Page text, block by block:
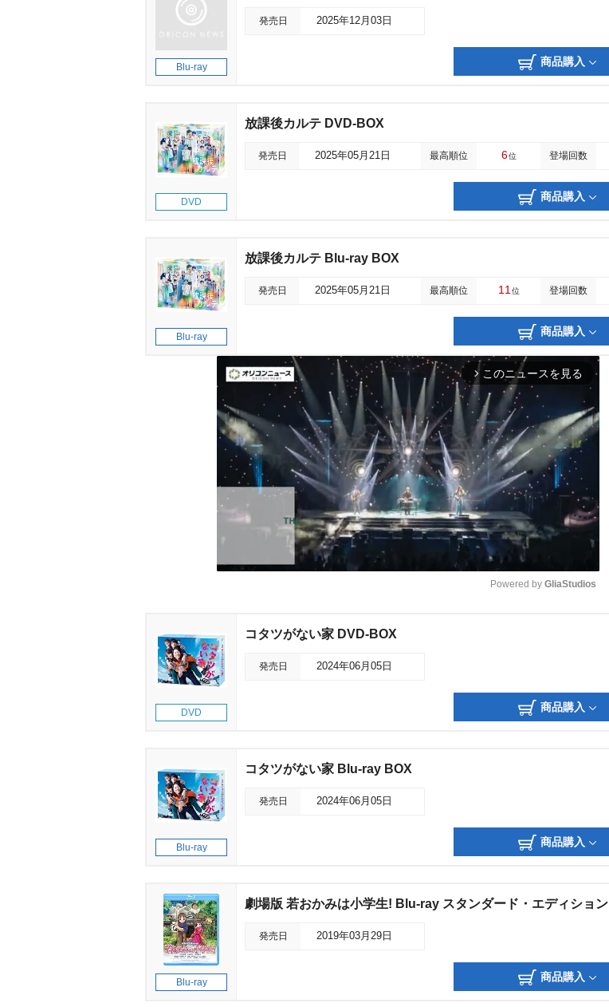
Blu-ray
発売日 2025年12月03日
商品購入
DVD
放課後カルテ DVD-BOX
発売日 2025年05月21日 最高順位 6位 登場回数
商品購入
Blu-ray
放課後カルテ Blu-ray BOX
発売日 2025年05月21日 最高順位 11 位 登場回数
商品購入
arrow_forward_ios このニュースを見る
e
Powered by GliaStudios
DVD
コタツがない家 DVD-BOX
発売日 2024年06月05日
商品購入
Blu-ray
コタツがない家 Blu-ray BOX
発売日 2024年06月05日
商品購入
Blu-ray
劇場版 若おかみは小学生! Blu-ray スタンダード・エディション
発売日 2019年03月29日
商品購入